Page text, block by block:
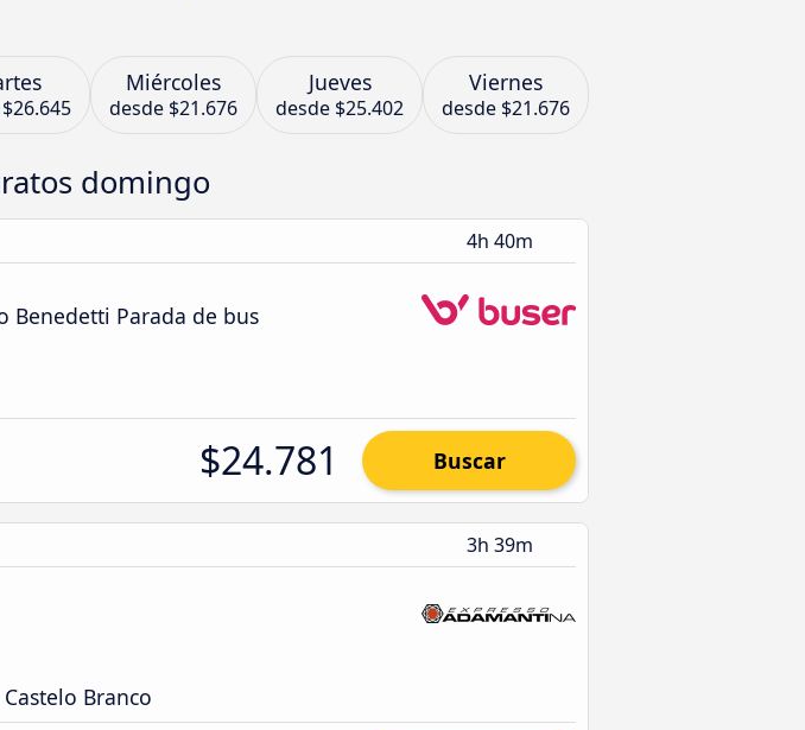
$26.645
Miércoles
desde $21.676
Jueves
desde $25.402
Viernes
desde $21.676
domingo
4h 40m
Benedetti Parada de bus
$24.781 Buscar
3h 39m
Branco